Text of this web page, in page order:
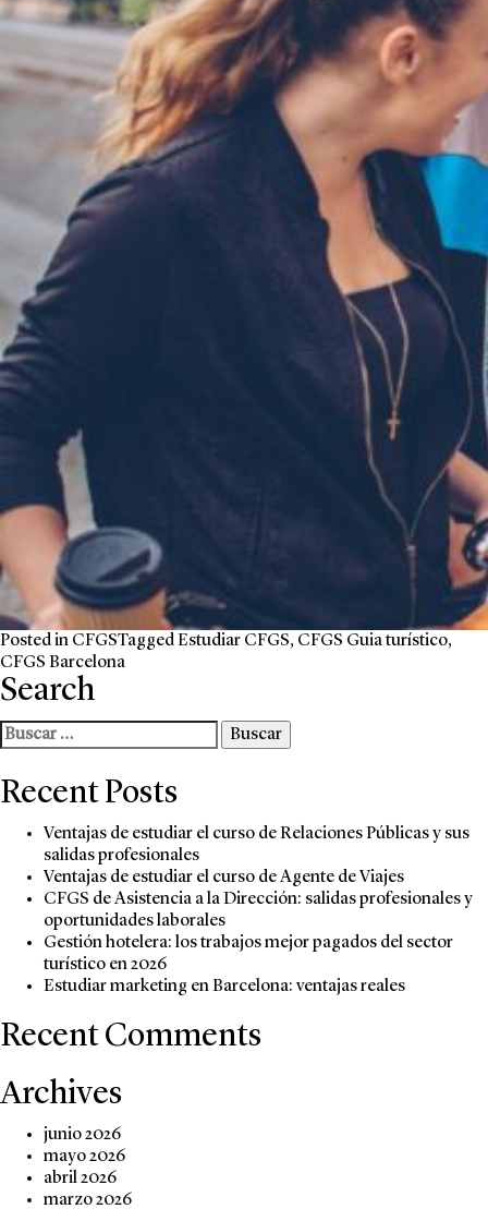
Posted in CFGSTaggedEstudiar CFGS, CFGS Guia turístico,
CFGS Barcelona
Search
Buscar:
Recent Posts
Ventajas de estudiar el curso de Relaciones Públicas y sus
salidas profesionales
Ventajas de estudiar el curso de Agente de Viajes
CFGS de Asistencia a la Dirección: salidas profesionales y
oportunidades laborales
Gestión hotelera: los trabajos mejor pagados del sector
turístico en 2026
Estudiar marketing en Barcelona: ventajas reales
Recent Comments
Archives
junio 2026
mayo 2026
abril 2026
marzo 2026